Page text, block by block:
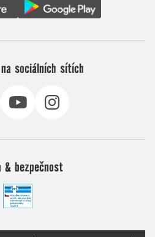
na sociálních sítích
& bezpečnost